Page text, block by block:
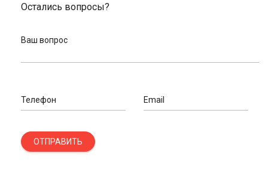
Остались вопросы?
Ваш вопрос
Телефон Email
ОТПРАВИТЬ